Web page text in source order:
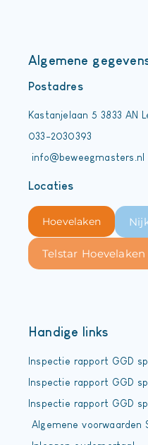
Algemene
Postadres
Kastanjelaan 5 3833 AN
033-2030393
info@beweegmasters.nl
Locaties
Hoevelaken
Telstar Hoevelaken
Handige links
Inspectie rapport GGD
Inspectie rapport GGD
Inspectie rapport GGD
Algemene voorwaarden